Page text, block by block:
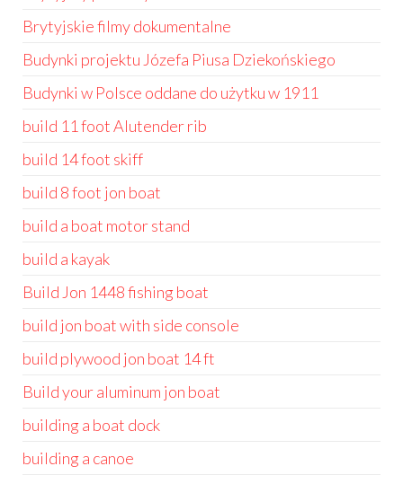
Brytyjskie filmy dokumentalne
Budynki projektu Józefa Piusa Dziekońskiego
Budynki w Polsce oddane do użytku w 1911
build 11 foot Alutender rib
build 14 foot skiff
build 8 foot jon boat
build a boat motor stand
build a kayak
Build Jon 1448 fishing boat
build jon boat with side console
build plywood jon boat 14 ft
Build your aluminum jon boat
building a boat dock
building a canoe